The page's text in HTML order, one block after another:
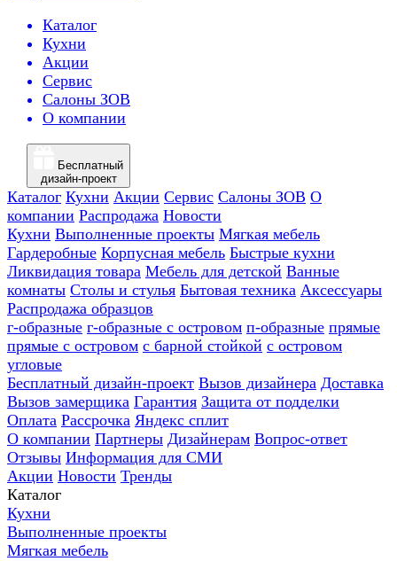
Каталог
Кухни
Акции
Сервис
Салоны ЗОВ
О компании
Бесплатный
дизайн-проект
Каталог Кухни Акции Сервис Салоны ЗОВ О
компании Распродажа Новости
Кухни Выполненные проекты Мягкая мебель
Гардеробные Корпусная мебель Быстрые кухни
Ликвидация товара Мебель для детской Ванные
комнаты Столы и стулья Бытовая техника Аксессуары
Распродажа образцов
г-образные г-образные с островом п-образные прямые
прямые с островом с барной стойкой с островом
угловые
Бесплатный дизайн-проект Вызов дизайнера Доставка
Вызов замерщика Гарантия Защита от подделки
Оплата Рассрочка Яндекс сплит
О компании Партнеры Дизайнерам Вопрос-ответ
Отзывы Информация для СМИ
Акции Новости Тренды
Каталог
Кухни
Выполненные проекты
Мягкая мебель